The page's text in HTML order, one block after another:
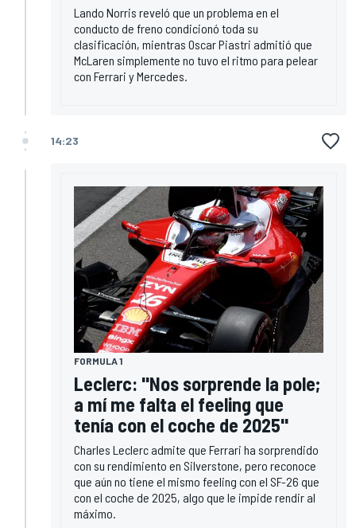
Lando Norris reveló que un problema en el
conducto de freno condicionó toda su
clasificación, mientras Oscar Piastri admitió que
McLaren simplemente no tuvo el ritmo para pelear
con Ferrari y Mercedes.
14:23
FORMULA 1
Leclerc: "Nos sorprende la pole;
a mí me falta el feeling que
tenía con el coche de 2025"
Charles Leclerc admite que Ferrari ha sorprendido
con su rendimiento en Silverstone, pero reconoce
que aún no tiene el mismo feeling con el SF-26 que
con el coche de 2025, algo que le impide rendir al
máximo.